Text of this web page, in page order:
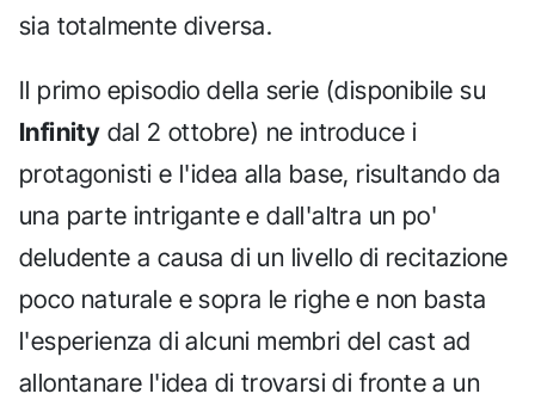
sia totalmente diversa.
Il primo episodio della serie (disponibile su
Infinity dal 2 ottobre) ne introduce i
protagonisti e l'idea alla base, risultando da
una parte intrigante e dall'altra un po'
deludente a causa di un livello di recitazione
poco naturale e sopra le righe e non basta
l'esperienza di alcuni membri del cast ad
allontanare l'idea di trovarsi di fronte a un